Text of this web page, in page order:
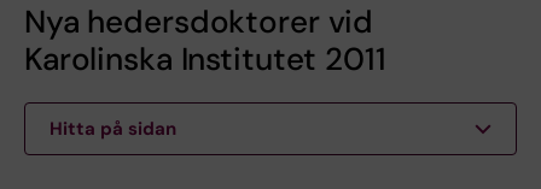
Nya hedersdoktorer vid
Karolinska Institutet 2011
Hitta på sidan